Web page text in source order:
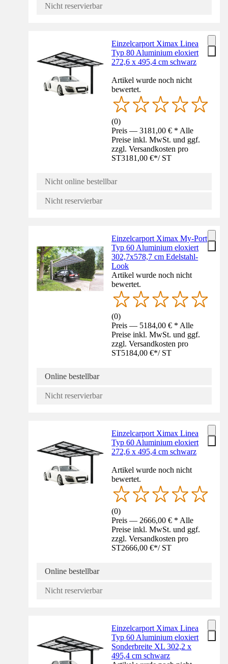
Nicht reservierbar
Einzelcarport Ximax Linea
Typ 80 Aluminium eloxiert
272,6 x 495,4 cm schwarz
Artikel wurde noch nicht
bewertet.
(0)
Preis — 3181,00 € * Alle
Preise inkl. MwSt. und ggf.
zzgl. Versandkosten pro
ST3181,00 €*/ ST
Nicht online bestellbar
Nicht reservierbar
Einzelcarport Ximax My-Port
Typ 60 Aluminium eloxiert
302,7x578,7 cm Edelstahl-
Look
Artikel wurde noch nicht
bewertet.
(0)
Preis — 5184,00 € * Alle
Preise inkl. MwSt. und ggf.
zzgl. Versandkosten pro
ST5184,00 €*/ ST
Online bestellbar
Nicht reservierbar
Einzelcarport Ximax Linea
Typ 60 Aluminium eloxiert
272,6 x 495,4 cm schwarz
Artikel wurde noch nicht
bewertet.
(0)
Preis — 2666,00 € * Alle
Preise inkl. MwSt. und ggf.
zzgl. Versandkosten pro
ST2666,00 €*/ ST
Online bestellbar
Nicht reservierbar
Einzelcarport Ximax Linea
Typ 60 Aluminium eloxiert
Sonderbreite XL 302,2 x
495,4 cm schwarz